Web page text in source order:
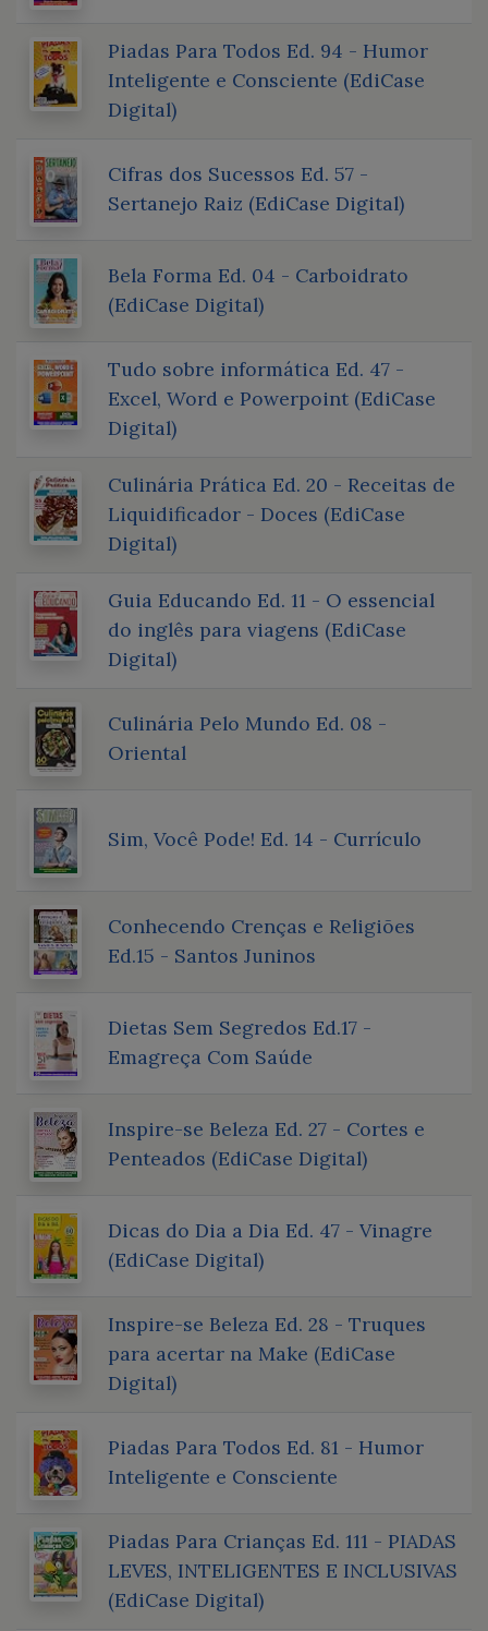
Piadas Para Todos Ed. 94 - Humor
Inteligente e Consciente (EdiCase
Digital)
Cifras dos Sucessos Ed. 57 -
Sertanejo Raiz (EdiCase Digital)
Bela Forma Ed. 04 - Carboidrato
(EdiCase Digital)
Tudo sobre informática Ed. 47 -
Excel, Word e Powerpoint (EdiCase
Digital)
Culinária Prática Ed. 20 - Receitas de
Liquidificador - Doces (EdiCase
Digital)
Guia Educando Ed. 11 - O essencial
do inglês para viagens (EdiCase
Digital)
Culinária Pelo Mundo Ed. 08 -
Oriental
Sim, Você Pode! Ed. 14 - Currículo
Conhecendo Crenças e Religiões
Ed.15 - Santos Juninos
Dietas Sem Segredos Ed.17 -
Emagreça Com Saúde
Inspire-se Beleza Ed. 27 - Cortes e
Penteados (EdiCase Digital)
Dicas do Dia a Dia Ed. 47 - Vinagre
(EdiCase Digital)
Inspire-se Beleza Ed. 28 - Truques
para acertar na Make (EdiCase
Digital)
Piadas Para Todos Ed. 81 - Humor
Inteligente e Consciente
Piadas Para Crianças Ed. 111 - PIADAS
LEVES, INTELIGENTES E INCLUSIVAS
(EdiCase Digital)